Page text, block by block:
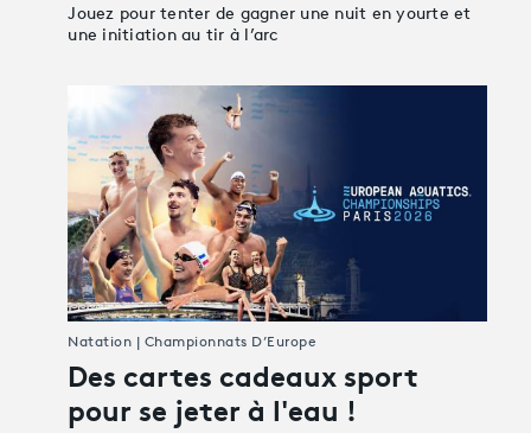
Jouez pour tenter de gagner une nuit en yourte et
une initiation au tir à l’arc
Des cartes cadeaux sport
pour se jeter à l'eau !
Natation | Championnats D’Europe